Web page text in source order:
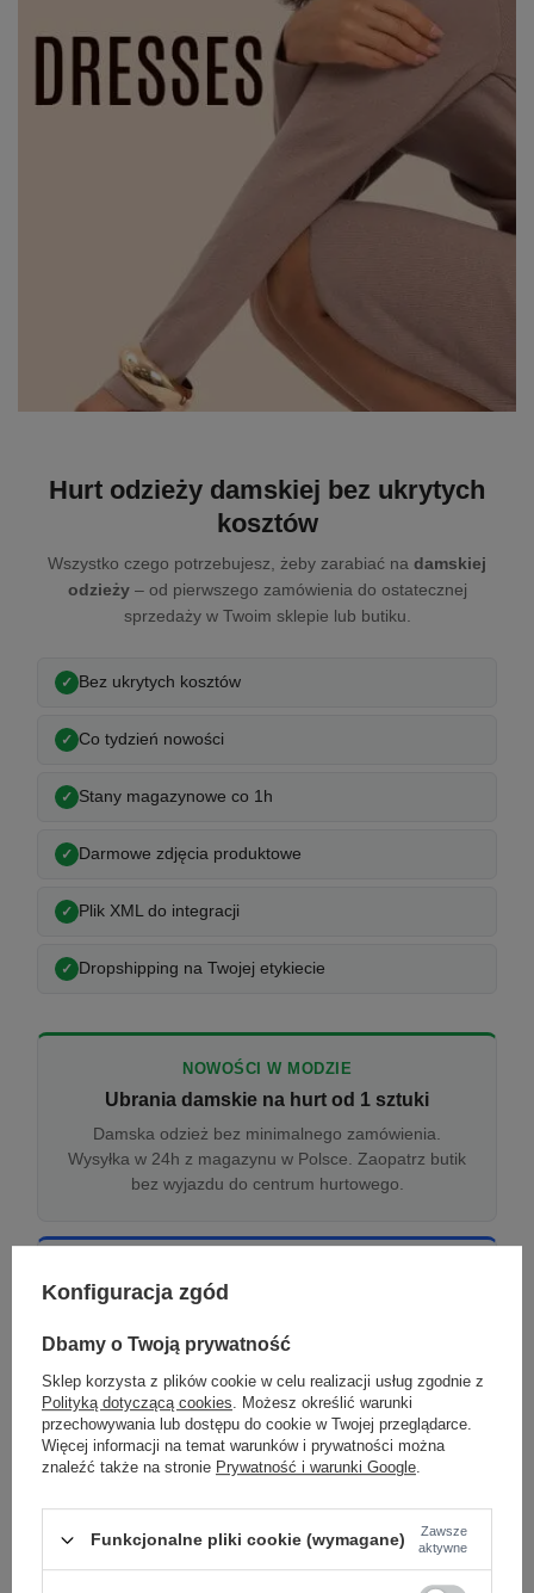
Hurt odzieży damskiej bez ukrytych
kosztów
Wszystko czego potrzebujesz, żeby zarabiać na damskiej
odzieży– od pierwszego zamówienia do ostatecznej
sprzedaży w Twoim sklepie lub butiku.
Bez ukrytych kosztów
Co tydzień nowości
Stany magazynowe co 1h
Darmowe zdjęcia produktowe
Plik XML do integracji
Dropshipping na Twojej etykiecie
NOWOŚCI W MODZIE
Ubrania damskie na hurt od 1 sztuki
Damska odzież bez minimalnego zamówienia.
Wysyłka w 24h z magazynu w Polsce. Zaopatrz butik
bez wyjazdu do centrum hurtowego.
Odzież damska hurtowo online
Internetowa hurtownia damska z plikiem XML/CSV.
Aktualizacja stanów co godzinę.
DROPSHIPPING
Damskie ubrania w dropshippingu
Hurt odzieży damskiej z wysyłką na etykiecie Twojego
sklepu w całej UE. Zero magazynu, zero
Konfiguracja zgód
Dbamy o Twoją prywatność
Sklep korzysta z plików cookie w celu realizacji usług zgodnie z
Polityką dotyczącą cookies. Możesz określić warunki
przechowywania lub dostępu do cookie w Twojej przeglądarce.
Więcej informacji na temat warunków i prywatności można
znaleźć także na stronie Prywatność i warunki Google.
Funkcjonalne pliki cookie (wymagane)
Zawsze
aktywne